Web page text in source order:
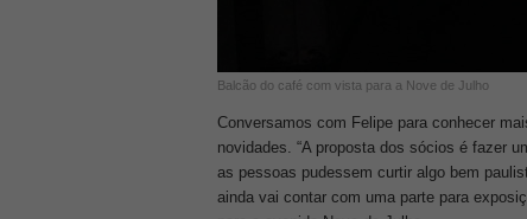
Balcão do café com vista para a Nove de Julho
Conversamos com Felipe para conhecer
novidades. “A proposta dos sócios é fazer
as pessoas pudessem curtir algo bem
ainda vai contar com uma parte para